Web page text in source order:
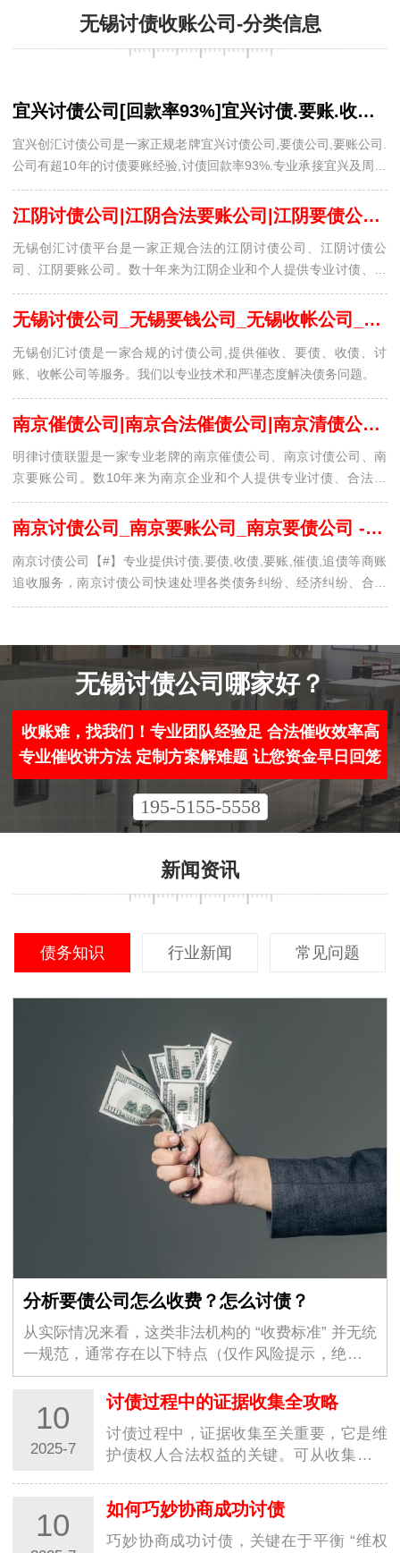
无锡讨债收账公司-分类信息
宜兴讨债公司[回款率93%]宜兴讨债.要账.收账公司@宜兴创汇法律债务追讨公司
宜兴创汇讨债公司是一家正规老牌宜兴讨债公司,要债公司,要账公司.
公司有超10年的讨债要账经验,讨债回款率93%.专业承接宜兴及周边
各省市讨债要账业务.创汇宜兴讨债公司承诺宜兴本地先要账后收费,
讨债不成功不收费.
江阴讨债公司|江阴合法要账公司|江阴要债公司-无锡创汇讨债平台
无锡创汇讨债平台是一家正规合法的江阴讨债公司、江阴讨债公
司、江阴要账公司。数十年来为江阴企业和个人提供专业讨债、合
法要债、正规追债、寻人找人服务，深受客户好评！
无锡讨债公司_无锡要钱公司_无锡收帐公司_无锡创汇讨账公司
无锡创汇讨债是一家合规的讨债公司,提供催收、要债、收债、讨
账、收帐公司等服务。我们以专业技术和严谨态度解决债务问题。
南京催债公司|南京合法催债公司|南京清债公司-明律讨债联盟
明律讨债联盟是一家专业老牌的南京催债公司、南京讨债公司、南
京要账公司。数10年来为南京企业和个人提供专业讨债、合法要
债、正规追债、寻人找人服务，先讨债后付费，深受债权人好评！
南京讨债公司_南京要账公司_南京要债公司 - 南京讨账公司
南京讨债公司【#】专业提供讨债,要债,收债,要账,催债,追债等商账
追收服务，南京讨债公司快速处理各类债务纠纷、经济纠纷、合同
纠纷、财产纠纷问题，长期为国内企业提供相关服务!
无锡讨债公司哪家好？
收账难，找我们！专业团队经验足 合法催收效率高
专业催收讲方法 定制方案解难题 让您资金早日回笼
195-5155-5558
新闻资讯
债务知识 行业新闻 常见问题
分析要债公司怎么收费？怎么讨债？
从实际情况来看，这类非法机构的 “收费标准” 并无统
一规范，通常存在以下特点（仅作风险提示，绝非推
荐）：按比例收费：常见比例为收回债务金额的
20%-50%，债务难度越大（如债务人失联、无财
产），…
10
2025-7
讨债过程中的证据收集全攻略
讨债过程中，证据收集至关重要，它是维
护债权人合法权益的关键。可从收集债权
面入手，具体攻略如下：收集债权凭证：
借条、借款合同或还款协议等是最直接的
债权凭…
10 如何巧妙协商成功讨债
巧妙协商成功讨债，关键在于平衡 “维权